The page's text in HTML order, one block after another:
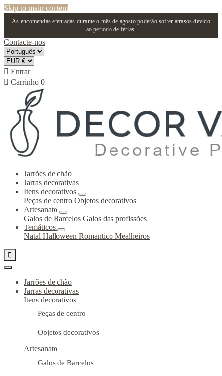
Skip to main content
As encomendas efetuadas durante o mês de agosto poderão sofrer atrasos devido
ao período de férias.
Contacte-nos
 Entrar
 Carrinho 0
Jarrões de chão
Jarras decorativas
Itens decorativos
Peças de centro Objetos decorativos
Artesanato
Galos de Barcelos Galos das profissões
Temáticos
Natal Halloween Romantico Mealheiros

Jarrões de chão
Jarras decorativas
Itens decorativos
Peças de centro
Objetos decorativos
Artesanato
Galos de Barcelos